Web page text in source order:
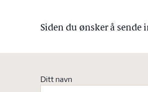
Siden du ønsker å sende
Ditt navn